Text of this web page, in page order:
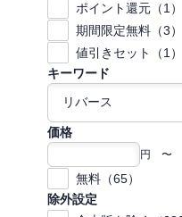
ポイント還元（1）
期間限定無料（3）
値引きセット（1）
キーワード
価格
円 〜
無料（65）
除外設定